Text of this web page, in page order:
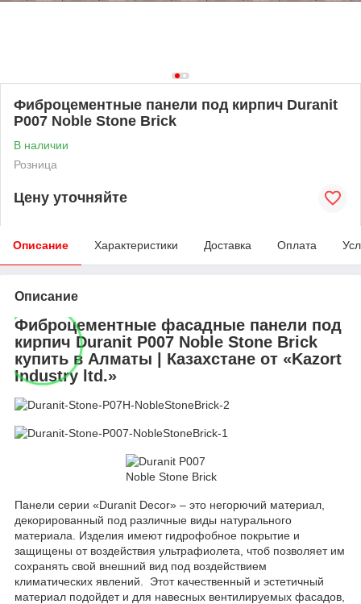
Фиброцементные панели под кирпич Duranit
P007 Noble Stone Brick
В наличии
Розница
Цену уточняйте
Описание Характеристики Доставка Оплата
Описание
Фиброцементные фасадные панели под
кирпич Duranit P007 Noble Stone Brick
купить в Алматы | Казахстане от «Kazort
Industry ltd.»
Панели серии «Duranit Decor» – это негорючий материал,
декорированный под различные виды натурального
материала. Изделия имеют гидрофобное покрытие и
защищены от воздействия ультрафиолета, чтоб позволяет им
сохранять свой внешний вид под воздействием
климатических явлений. Этот качественный и эстетичный
материал подойдет и для навесных вентилируемых фасадов,